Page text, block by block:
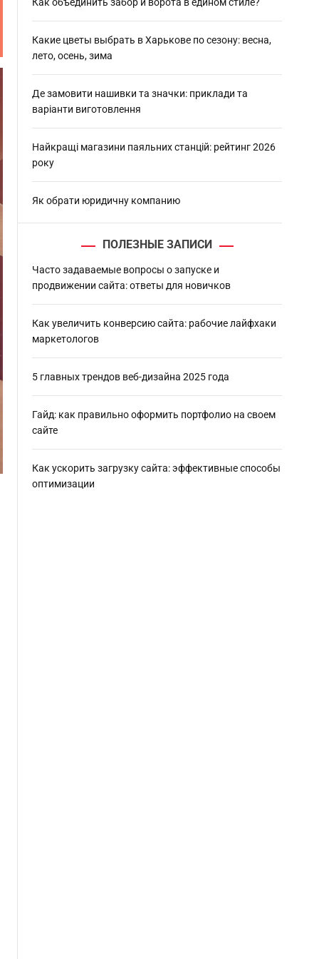
Какие цветы выбрать в Харькове по сезону: весна,
лето, осень, зима
Де замовити нашивки та значки: приклади та
варіанти виготовлення
Найкращі магазини паяльних станцій: рейтинг 2026
року
Як обрати юридичну компанию
ПОЛЕЗНЫЕ ЗАПИСИ
Часто задаваемые вопросы о запуске и
продвижении сайта: ответы для новичков
Как увеличить конверсию сайта: рабочие лайфхаки
маркетологов
5 главных трендов веб-дизайна 2025 года
Гайд: как правильно оформить портфолио на своем
сайте
Как ускорить загрузку сайта: эффективные способы
оптимизации